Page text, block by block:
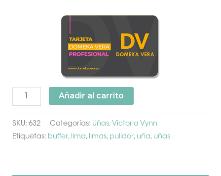
Añadir al carrito
SKU: 632 Categorías: Uñas, Victoria Vynn
Etiquetas: buffer, lima, limas, pulidor, uña, uñas